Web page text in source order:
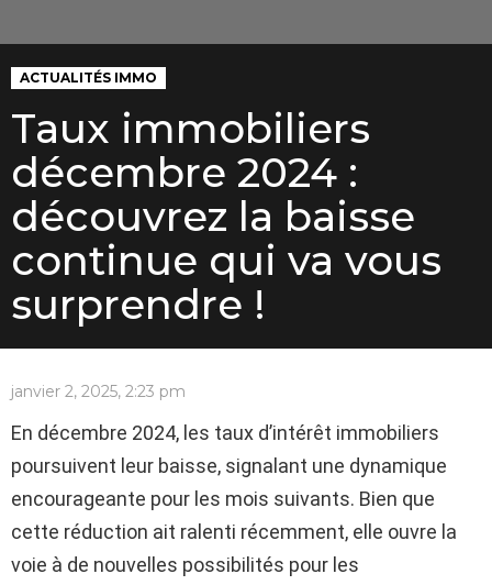
ACTUALITÉS IMMO
Taux immobiliers
décembre 2024 :
découvrez la baisse
continue qui va vous
surprendre !
janvier 2, 2025, 2:23 pm
En décembre 2024, les taux d’intérêt immobiliers
poursuivent leur baisse, signalant une dynamique
encourageante pour les mois suivants. Bien que
cette réduction ait ralenti récemment, elle ouvre la
voie à de nouvelles possibilités pour les